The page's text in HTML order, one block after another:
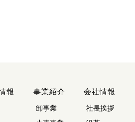
報 事業紹介
卸事業
会社情報
社長挨拶